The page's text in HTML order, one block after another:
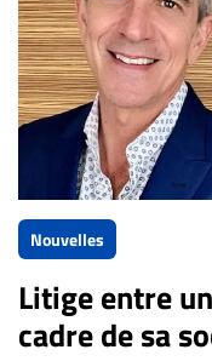
Nouvelles
Litige entre
cadre de sa